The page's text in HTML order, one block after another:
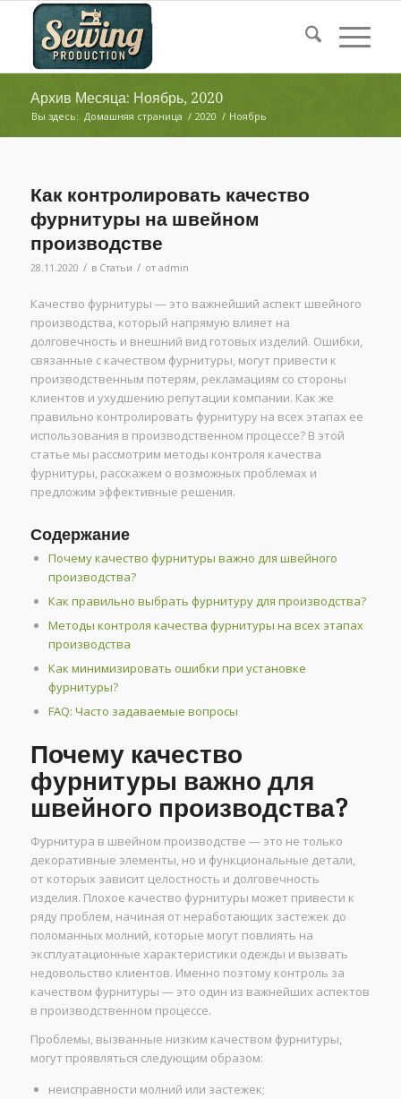
Архив Месяца: Ноябрь, 2020
Вы здесь: Домашняя страница / 2020 / Ноябрь
Как контролировать качество
фурнитуры на швейном
производстве
28.11.2020 / в Статьи / от admin
Качество фурнитуры — это важнейший аспект швейного
производства, который напрямую влияет на
долговечность и внешний вид готовых изделий. Ошибки,
связанные с качеством фурнитуры, могут привести к
производственным потерям, рекламациям со стороны
клиентов и ухудшению репутации компании. Как же
правильно контролировать фурнитуру на всех этапах ее
использования в производственном процессе? В этой
статье мы рассмотрим методы контроля качества
фурнитуры, расскажем о возможных проблемах и
предложим эффективные решения.
Содержание
Почему качество фурнитуры важно для швейного
производства?
Как правильно выбрать фурнитуру для производства?
Методы контроля качества фурнитуры на всех этапах
производства
Как минимизировать ошибки при установке
фурнитуры?
FAQ: Часто задаваемые вопросы
Почему качество
фурнитуры важно для
швейного производства?
Фурнитура в швейном производстве — это не только
декоративные элементы, но и функциональные детали,
от которых зависит целостность и долговечность
изделия. Плохое качество фурнитуры может привести к
ряду проблем, начиная от неработающих застежек до
поломанных молний, которые могут повлиять на
эксплуатационные характеристики одежды и вызвать
недовольство клиентов. Именно поэтому контроль за
качеством фурнитуры — это один из важнейших аспектов
в производственном процессе.
Проблемы, вызванные низким качеством фурнитуры,
могут проявляться следующим образом:
неисправности молний или застежек;